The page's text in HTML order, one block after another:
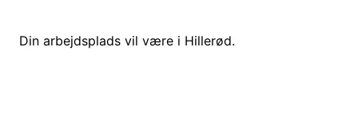
Din arbejdsplads vil være i Hillerød.